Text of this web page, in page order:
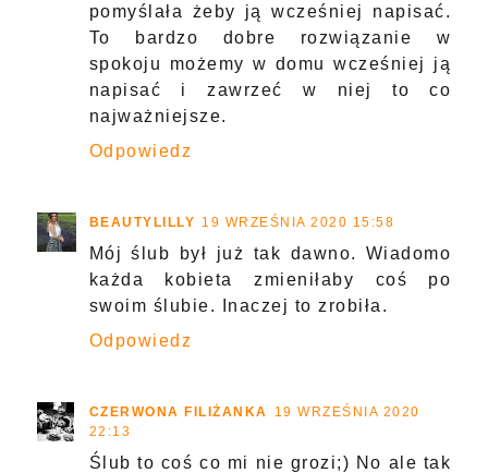
pomyślała żeby ją wcześniej napisać.
To bardzo dobre rozwiązanie w
spokoju możemy w domu wcześniej ją
napisać i zawrzeć w niej to co
najważniejsze.
Odpowiedz
BEAUTYLILLY 19 WRZEŚNIA 2020 15:58
Mój ślub był już tak dawno. Wiadomo
każda kobieta zmieniłaby coś po
swoim ślubie. Inaczej to zrobiła.
Odpowiedz
CZERWONA FILIŻANKA
19 WRZEŚNIA 2020
22:13
Ślub to coś co mi nie grozi;) No ale tak